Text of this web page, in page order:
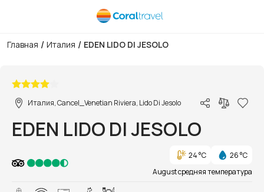
Главная / Италия / EDEN LIDO DI JESOLO
Италия, Cancel_Venetian Riviera, Lido Di Jesolo
EDEN LIDO DI JESOLO
24 °C
26 °C
August средняя температура